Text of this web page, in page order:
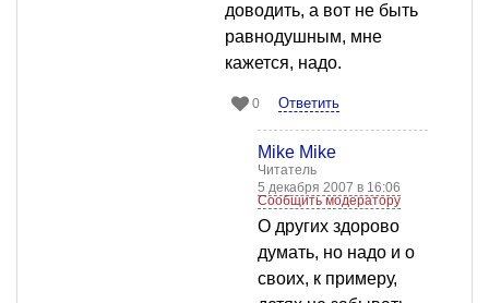
доводить, а вот не быть
равнодушным, мне
кажется, надо.
0 Ответить
Mike Mike
Читатель
5 декабря 2007 в 16:06
Сообщить модератору
О других здорово
думать, но надо и о
своих, к примеру,